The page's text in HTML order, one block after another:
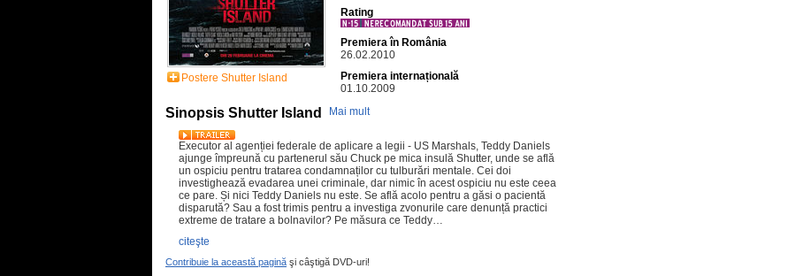
Postere Shutter Island
Rating
Premiera în România
26.02.2010
Premiera internațională
01.10.2009
Sinopsis Shutter Island Mai mult
Executor al agenției federale de aplicare a legii - US Marshals, Teddy Daniels
ajunge împreună cu partenerul său Chuck pe mica insulă Shutter, unde se află
un ospiciu pentru tratarea condamnaților cu tulburări mentale. Cei doi
investighează evadarea unei criminale, dar nimic în acest ospiciu nu este ceea
ce pare. Și nici Teddy Daniels nu este. Se află acolo pentru a găsi o pacientă
disparută? Sau a fost trimis pentru a investiga zvonurile care denunță practici
extreme de tratare a bolnavilor? Pe măsura ce Teddy…
citeşte
Contribuie la această pagină şi câştigă DVD-uri!